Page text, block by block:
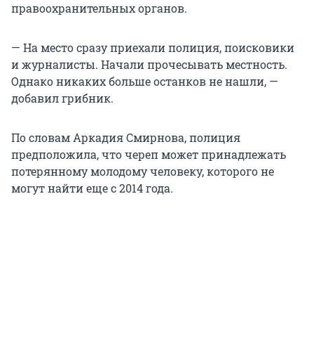
правоохранительных органов.
— На место сразу приехали полиция, поисковики
и журналисты. Начали прочесывать местность.
Однако никаких больше останков не нашли, —
добавил грибник.
По словам Аркадия Смирнова, полиция
предположила, что череп может принадлежать
потерянному молодому человеку, которого не
могут найти еще с 2014 года.